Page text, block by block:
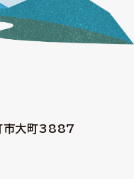
市大町3887